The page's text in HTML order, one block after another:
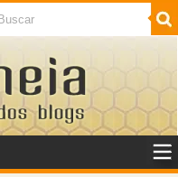
SaÃºde